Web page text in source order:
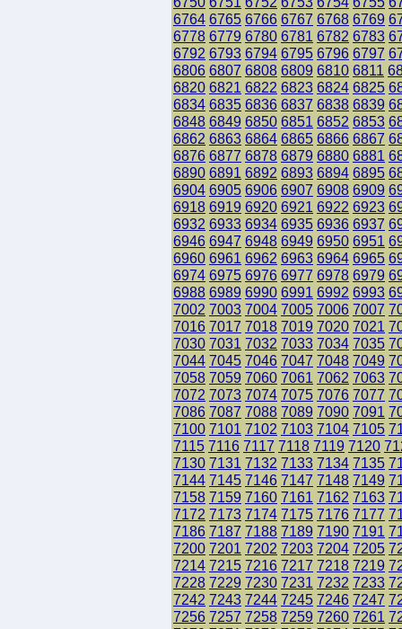
6764 6765 6766 6767 6768 6769
6778 6779 6780 6781 6782 6783
6792 6793 6794 6795 6796 6797
6806 6807 6808 6809 6810 6811
6820 6821 6822 6823 6824 6825
6834 6835 6836 6837 6838 6839
6848 6849 6850 6851 6852 6853
6862 6863 6864 6865 6866 6867
6876 6877 6878 6879 6880 6881
6890 6891 6892 6893 6894 6895
6904 6905 6906 6907 6908 6909
6918 6919 6920 6921 6922 6923
6932 6933 6934 6935 6936 6937
6946 6947 6948 6949 6950 6951
6960 6961 6962 6963 6964 6965
6974 6975 6976 6977 6978 6979
6988 6989 6990 6991 6992 6993
7002 7003 7004 7005 7006 7007
7016 7017 7018 7019 7020 7021
7030 7031 7032 7033 7034 7035
7044 7045 7046 7047 7048 7049
7058 7059 7060 7061 7062 7063
7072 7073 7074 7075 7076 7077
7086 7087 7088 7089 7090 7091
7100 7101 7102 7103 7104 7105
7115 7116 7117 7118 7119 7120
7130 7131 7132 7133 7134 7135
7144 7145 7146 7147 7148 7149
7158 7159 7160 7161 7162 7163
7172 7173 7174 7175 7176 7177
7186 7187 7188 7189 7190 7191
7200 7201 7202 7203 7204 7205
7214 7215 7216 7217 7218 7219
7228 7229 7230 7231 7232 7233
7242 7243 7244 7245 7246 7247
7256 7257 7258 7259 7260 7261